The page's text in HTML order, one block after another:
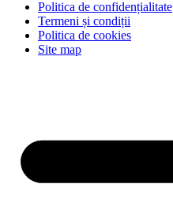
Politica de confidențialitate
Termeni și condiții
Politica de cookies
Site map